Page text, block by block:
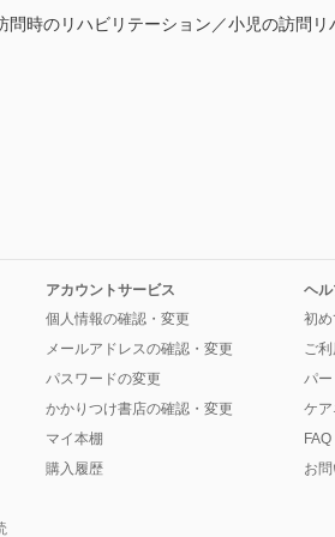
時のリハビリテーション／小児の訪問リ
アカウントサービス
個人情報の確認・変更
メールアドレスの確認・変更
パスワードの変更
かかりつけ書店の確認・変更
マイ本棚
購入履歴
ヘ
初
ご
パ
ケ
FAQ
お